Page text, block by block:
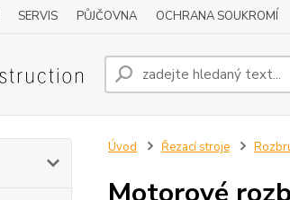
SERVIS PŮJČOVNA OCHRANA SOUKROMÍ
Úvod Řezací stroje